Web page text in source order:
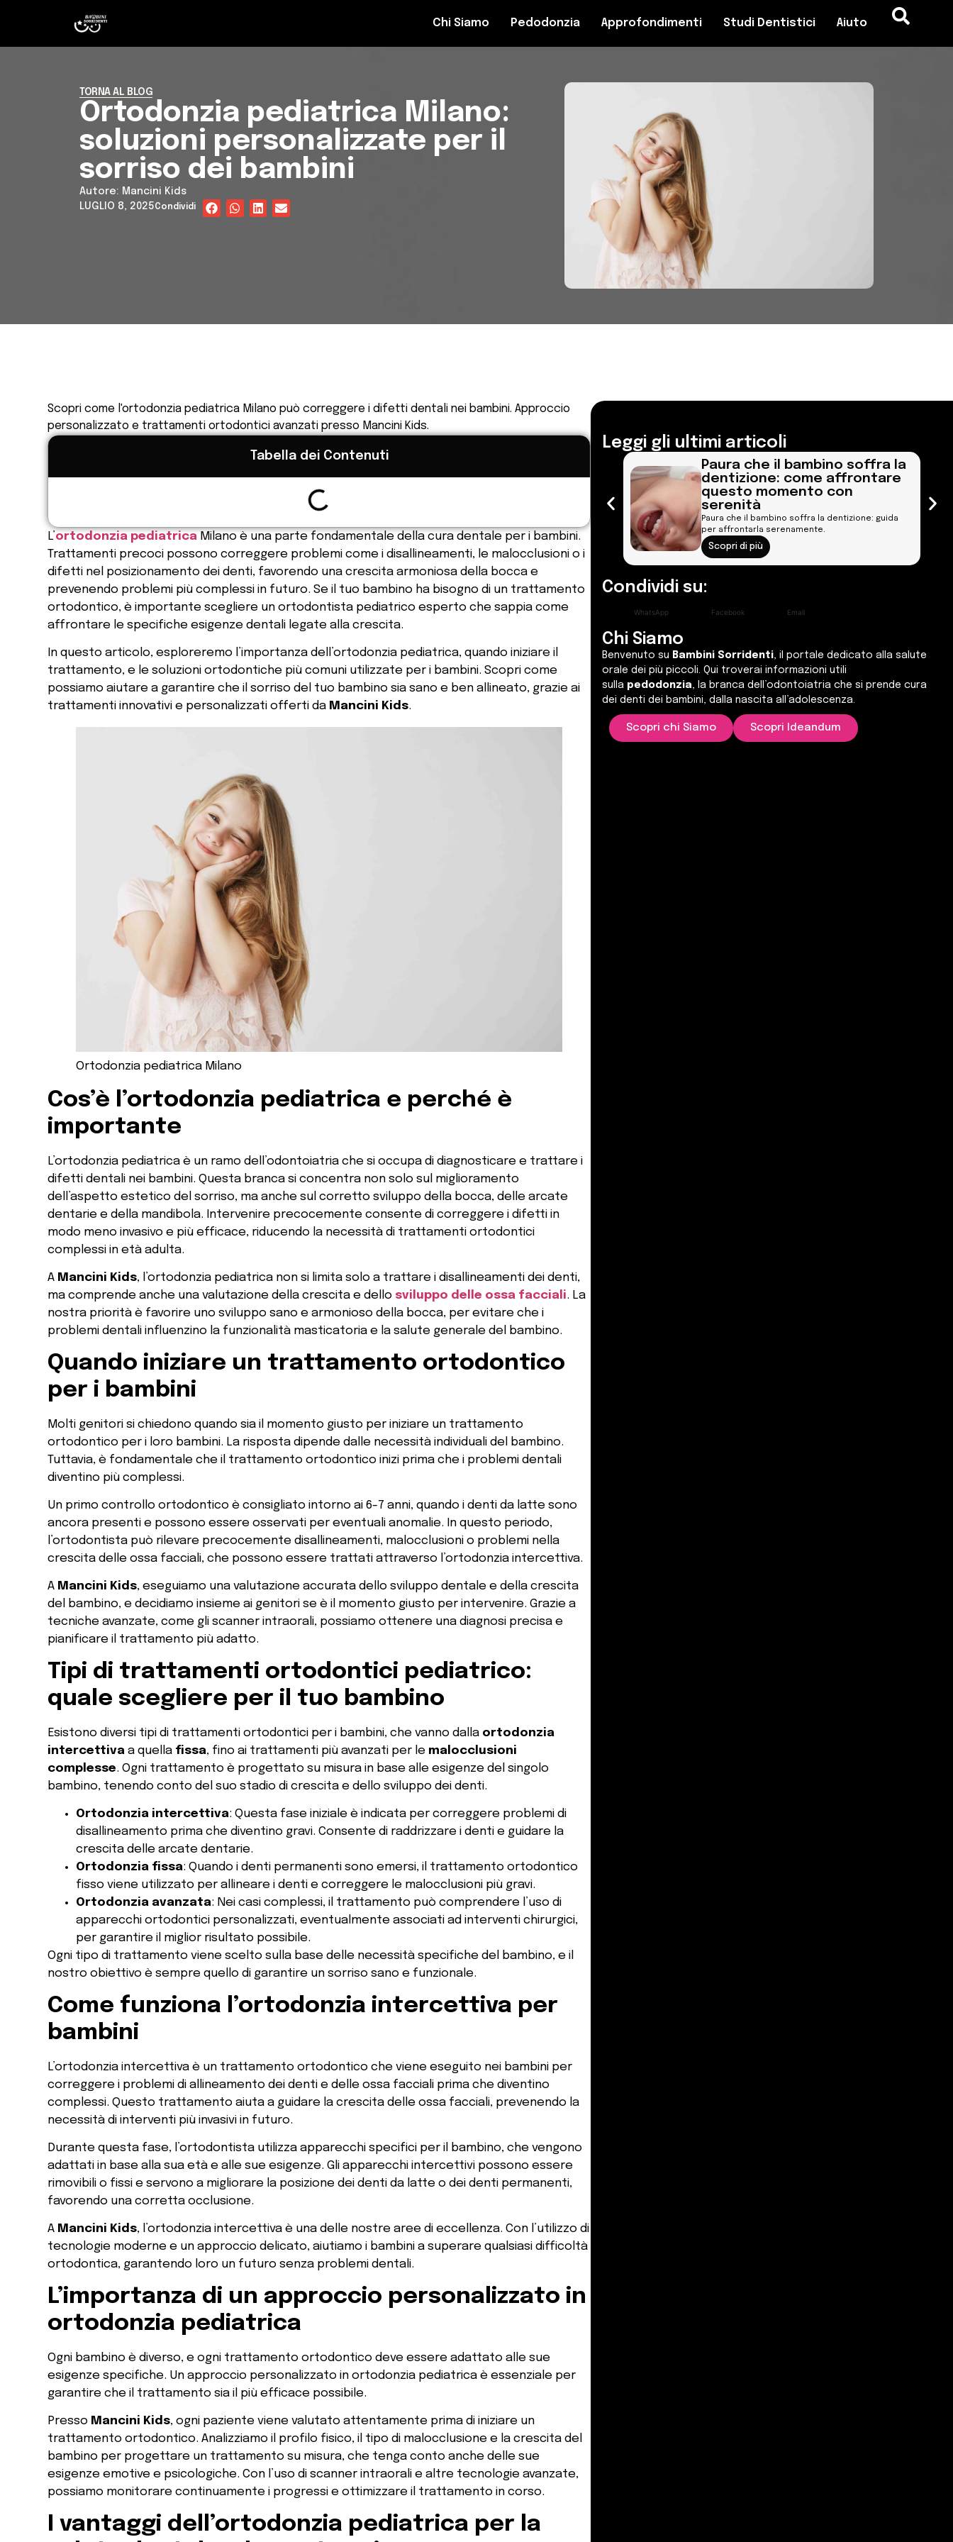
Chi Siamo Pedodonzia Approfondimenti Studi Dentistici Aiuto
TORNA AL BLOG
Ortodonzia pediatrica Milano:
soluzioni personalizzate per il
sorriso dei bambini
Autore: Mancini Kids
LUGLIO 8, 2025Condividi
Scopri come l'ortodonzia pediatrica Milano può correggere i difetti dentali nei bambini. Approccio
personalizzato e trattamenti ortodontici avanzati presso Mancini Kids.
Tabella dei Contenuti
L’ortodonzia pediatrica Milano è una parte fondamentale della cura dentale per i bambini.
Trattamenti precoci possono correggere problemi come i disallineamenti, le malocclusioni o i
difetti nel posizionamento dei denti, favorendo una crescita armoniosa della bocca e
prevenendo problemi più complessi in futuro. Se il tuo bambino ha bisogno di un trattamento
ortodontico, è importante scegliere un ortodontista pediatrico esperto che sappia come
affrontare le specifiche esigenze dentali legate alla crescita.
In questo articolo, esploreremo l’importanza dell’ortodonzia pediatrica, quando iniziare il
trattamento, e le soluzioni ortodontiche più comuni utilizzate per i bambini. Scopri come
possiamo aiutare a garantire che il sorriso del tuo bambino sia sano e ben allineato, grazie ai
trattamenti innovativi e personalizzati offerti da Mancini Kids.
Ortodonzia pediatrica Milano
Cos’è l’ortodonzia pediatrica e perché è
importante
L’ortodonzia pediatrica è un ramo dell’odontoiatria che si occupa di diagnosticare e trattare i
difetti dentali nei bambini. Questa branca si concentra non solo sul miglioramento
dell’aspetto estetico del sorriso, ma anche sul corretto sviluppo della bocca, delle arcate
dentarie e della mandibola. Intervenire precocemente consente di correggere i difetti in
modo meno invasivo e più efficace, riducendo la necessità di trattamenti ortodontici
complessi in età adulta.
A Mancini Kids, l’ortodonzia pediatrica non si limita solo a trattare i disallineamenti dei denti,
ma comprende anche una valutazione della crescita e dello sviluppo delle ossa facciali. La
nostra priorità è favorire uno sviluppo sano e armonioso della bocca, per evitare che i
problemi dentali influenzino la funzionalità masticatoria e la salute generale del bambino.
Quando iniziare un trattamento ortodontico
per i bambini
Molti genitori si chiedono quando sia il momento giusto per iniziare un trattamento
ortodontico per i loro bambini. La risposta dipende dalle necessità individuali del bambino.
Tuttavia, è fondamentale che il trattamento ortodontico inizi prima che i problemi dentali
diventino più complessi.
Un primo controllo ortodontico è consigliato intorno ai 6-7 anni, quando i denti da latte sono
ancora presenti e possono essere osservati per eventuali anomalie. In questo periodo,
l’ortodontista può rilevare precocemente disallineamenti, malocclusioni o problemi nella
crescita delle ossa facciali, che possono essere trattati attraverso l’ortodonzia intercettiva.
A Mancini Kids, eseguiamo una valutazione accurata dello sviluppo dentale e della crescita
del bambino, e decidiamo insieme ai genitori se è il momento giusto per intervenire. Grazie a
tecniche avanzate, come gli scanner intraorali, possiamo ottenere una diagnosi precisa e
pianificare il trattamento più adatto.
Tipi di trattamenti ortodontici pediatrico:
quale scegliere per il tuo bambino
Esistono diversi tipi di trattamenti ortodontici per i bambini, che vanno dalla ortodonzia
intercettiva a quella fissa, fino ai trattamenti più avanzati per le malocclusioni
complesse. Ogni trattamento è progettato su misura in base alle esigenze del singolo
bambino, tenendo conto del suo stadio di crescita e dello sviluppo dei denti.
Ortodonzia intercettiva: Questa fase iniziale è indicata per correggere problemi di
disallineamento prima che diventino gravi. Consente di raddrizzare i denti e guidare la
crescita delle arcate dentarie.
Ortodonzia fissa: Quando i denti permanenti sono emersi, il trattamento ortodontico
fisso viene utilizzato per allineare i denti e correggere le malocclusioni più gravi.
Ortodonzia avanzata: Nei casi complessi, il trattamento può comprendere l’uso di
apparecchi ortodontici personalizzati, eventualmente associati ad interventi chirurgici,
per garantire il miglior risultato possibile.
Ogni tipo di trattamento viene scelto sulla base delle necessità specifiche del bambino, e il
nostro obiettivo è sempre quello di garantire un sorriso sano e funzionale.
Come funziona l’ortodonzia intercettiva per
bambini
L’ortodonzia intercettiva è un trattamento ortodontico che viene eseguito nei bambini per
correggere i problemi di allineamento dei denti e delle ossa facciali prima che diventino
complessi. Questo trattamento aiuta a guidare la crescita delle ossa facciali, prevenendo la
necessità di interventi più invasivi in futuro.
Durante questa fase, l’ortodontista utilizza apparecchi specifici per il bambino, che vengono
adattati in base alla sua età e alle sue esigenze. Gli apparecchi intercettivi possono essere
rimovibili o fissi e servono a migliorare la posizione dei denti da latte o dei denti permanenti,
favorendo una corretta occlusione.
A Mancini Kids, l’ortodonzia intercettiva è una delle nostre aree di eccellenza. Con l’utilizzo di
tecnologie moderne e un approccio delicato, aiutiamo i bambini a superare qualsiasi difficoltà
ortodontica, garantendo loro un futuro senza problemi dentali.
L’importanza di un approccio personalizzato in
ortodonzia pediatrica
Ogni bambino è diverso, e ogni trattamento ortodontico deve essere adattato alle sue
esigenze specifiche. Un approccio personalizzato in ortodonzia pediatrica è essenziale per
garantire che il trattamento sia il più efficace possibile.
Presso Mancini Kids, ogni paziente viene valutato attentamente prima di iniziare un
trattamento ortodontico. Analizziamo il profilo fisico, il tipo di malocclusione e la crescita del
bambino per progettare un trattamento su misura, che tenga conto anche delle sue
esigenze emotive e psicologiche. Con l’uso di scanner intraorali e altre tecnologie avanzate,
possiamo monitorare continuamente i progressi e ottimizzare il trattamento in corso.
I vantaggi dell’ortodonzia pediatrica per la
Leggi gli ultimi articoli
Paura che il bambino soffra la
dentizione: come affrontare
questo momento con
serenità
Paura che il bambino soffra la dentizione: guida
per affrontarla serenamente.
Scopri di più
Condividi su:
WhatsApp Facebook Email
Chi Siamo
Benvenuto su Bambini Sorridenti, il portale dedicato alla salute
orale dei più piccoli. Qui troverai informazioni utili
sulla pedodonzia, la branca dell’odontoiatria che si prende cura
dei denti dei bambini, dalla nascita all’adolescenza.
Scopri chi Siamo Scopri Ideandum